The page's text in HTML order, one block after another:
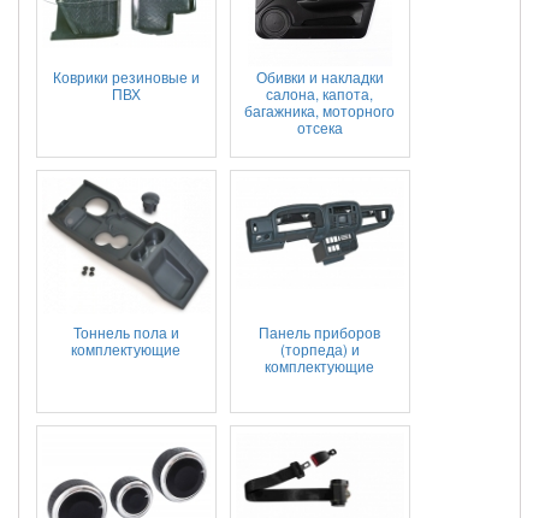
Коврики резиновые и
ПВХ
Обивки и накладки
салона, капота,
багажника, моторного
отсека
Тоннель пола и
комплектующие
Панель приборов
(торпеда) и
комплектующие